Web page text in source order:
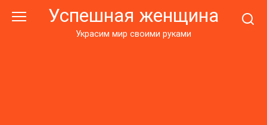
Успешная женщина
Украсим мир своими руками